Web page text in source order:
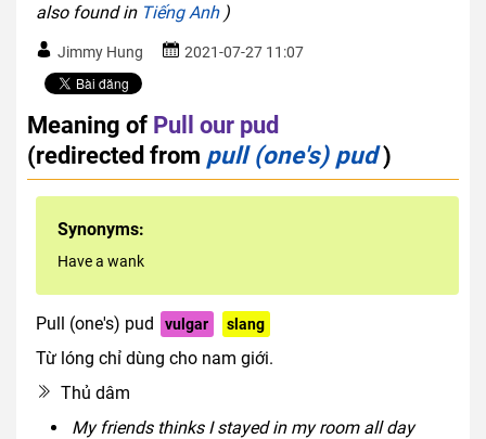
also found in Tiếng Anh)
Jimmy Hung 2021-07-27 11:07
Meaning of Pull our pud
(redirected from pull (one's) pud)
Synonyms:
Have a wank
Pull (one's) pud vulgar slang
Từ lóng chỉ dùng cho nam giới.
Thủ dâm
My friends thinks I stayed in my room all day